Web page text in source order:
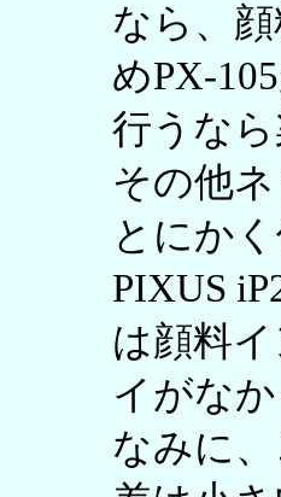
なら、
めPX-
行うな
その他
とにか
PIXUS
は顔料
イがな
なみに